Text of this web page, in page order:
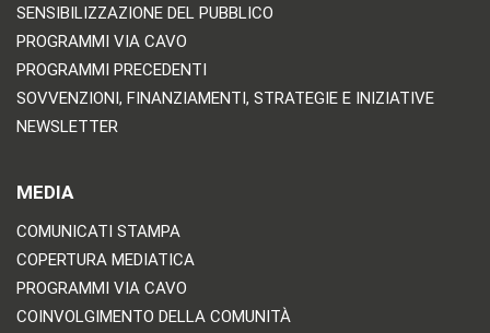
SENSIBILIZZAZIONE DEL PUBBLICO
PROGRAMMI VIA CAVO
PROGRAMMI PRECEDENTI
SOVVENZIONI, FINANZIAMENTI, STRATEGIE E INIZIATIVE
NEWSLETTER
MEDIA
COMUNICATI STAMPA
COPERTURA MEDIATICA
PROGRAMMI VIA CAVO
COINVOLGIMENTO DELLA COMUNITÀ